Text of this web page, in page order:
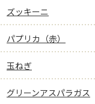
ズッキーニ
パプリカ（赤）
玉ねぎ
グリーンアスパラガス